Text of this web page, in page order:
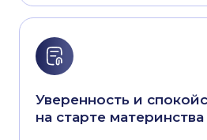
Уверенность и
на старте материнства